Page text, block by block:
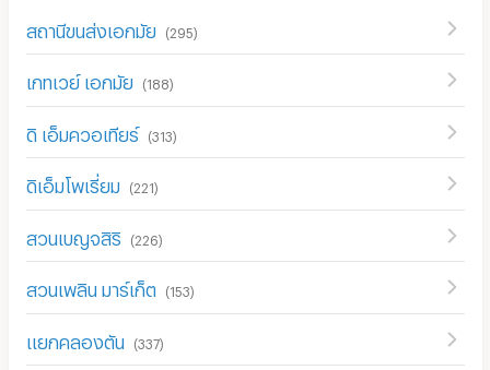
สถานีขนส่งเอกมัย (295)
เกทเวย์ เอกมัย (188)
ดิ เอ็มควอเทียร์ (313)
ดิเอ็มโพเรี่ยม (221)
สวนเบญจสิริ (226)
สวนเพลิน มาร์เก็ต (153)
แยกคลองตัน (337)